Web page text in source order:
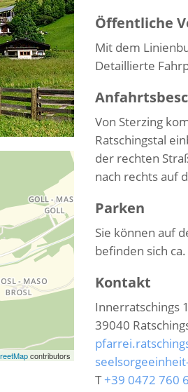
contributors
Öffentliche
Mit dem
Detaillierte
Von Sterzing
Ratschingstal
der rechten
nach rechts auf
Parken
Sie können auf
befinden sich
Kontakt
Innerratschings 1
39040
T+39 0472 760